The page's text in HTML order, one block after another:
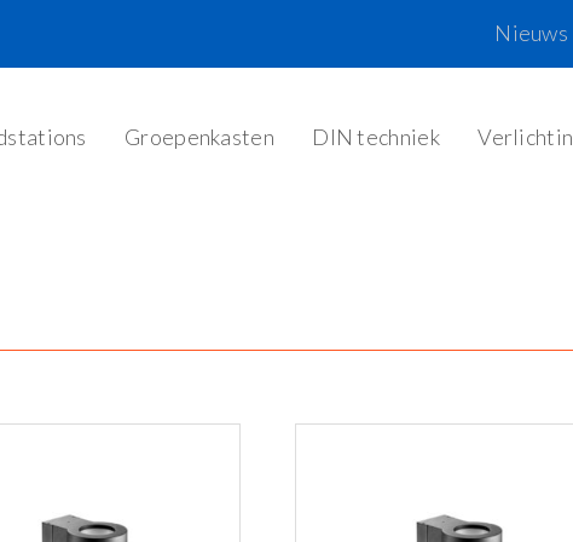
Nieuws
Groepenkasten DIN techniek